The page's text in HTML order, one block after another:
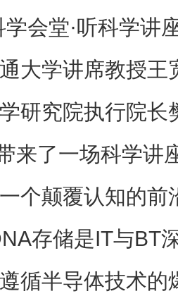
会堂·听科学讲
大学讲席教授王
研究院执行院长
来了一场科学讲
个颠覆认知的
存储是IT与BT
循半导体技术的